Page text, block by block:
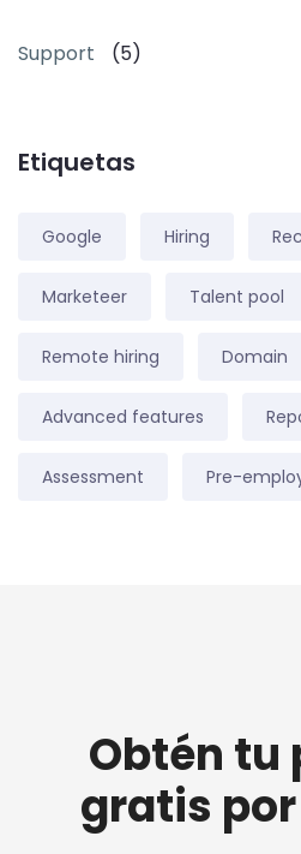
Support (5)
Etiquetas
Google Hiring
Marketeer Talent pool
Remote hiring Domain
Advanced features
Assessment Pre-
Obtén tu
gratis por